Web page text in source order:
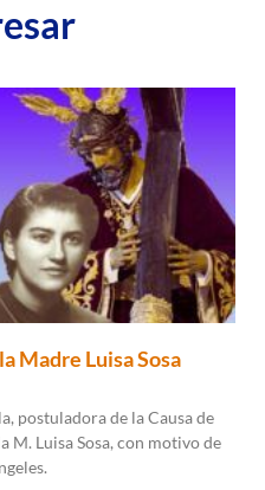
Madre Luisa Sosa
postuladora de la Causa de
M. Luisa Sosa, con motivo de